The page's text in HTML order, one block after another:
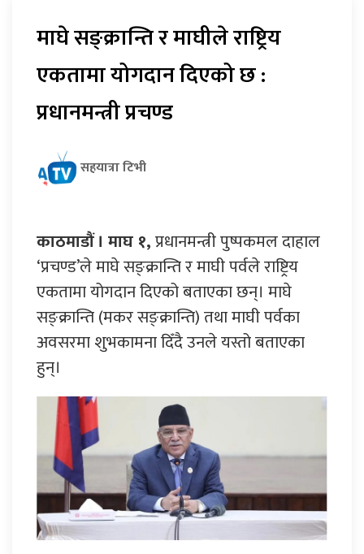
माघे सङ्क्रान्ति र माघीले राष्ट्रिय
एकतामा योगदान दिएको छ :
प्रधानमन्त्री प्रचण्ड
सहयात्रा टिभी
काठमाडौं । माघ १,प्रधानमन्त्री पुष्पकमल दाहाल
‘प्रचण्ड’ले माघे सङ्क्रान्ति र माघी पर्वले राष्ट्रिय
एकतामा योगदान दिएको बताएका छन्। माघे
सङ्क्रान्ति (मकर सङ्क्रान्ति) तथा माघी पर्वका
अवसरमा शुभकामना दिँदै उनले यस्तो बताएका
हुन्।